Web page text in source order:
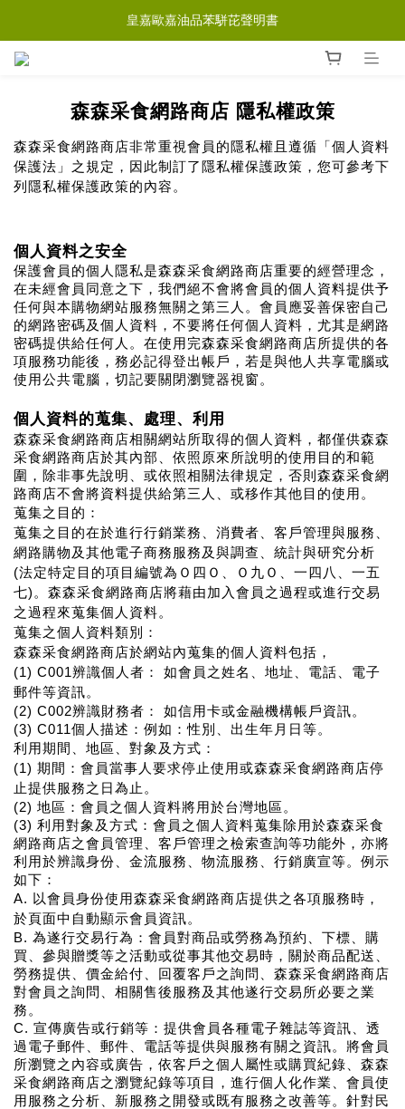
皇嘉歐嘉油品苯駢芘聲明書
森森采食網路商店 隱私權政策
森森采食網路商店非常重視會員的隱私權且遵循「個人資料
保護法」之規定，因此制訂了隱私權保護政策，您可參考下
列隱私權保護政策的內容。
個人資料之安全
保護會員的個人隱私是森森采食網路商店重要的經營理念，
在未經會員同意之下，我們絕不會將會員的個人資料提供予
任何與本購物網站服務無關之第三人。會員應妥善保密自己
的網路密碼及個人資料，不要將任何個人資料，尤其是網路
密碼提供給任何人。在使用完森森采食網路商店所提供的各
項服務功能後，務必記得登出帳戶，若是與他人共享電腦或
使用公共電腦，切記要關閉瀏覽器視窗。
個人資料的蒐集、處理、利用
森森采食網路商店相關網站所取得的個人資料，都僅供森森
采食網路商店於其內部、依照原來所說明的使用目的和範
圍，除非事先說明、或依照相關法律規定，否則森森采食網
路商店不會將資料提供給第三人、或移作其他目的使用。
蒐集之目的：
蒐集之目的在於進行行銷業務、消費者、客戶管理與服務、
網路購物及其他電子商務服務及與調查、統計與研究分析
(法定特定目的項目編號為Ｏ四Ｏ、Ｏ九Ｏ、一四八、一五
七)。森森采食網路商店將藉由加入會員之過程或進行交易
之過程來蒐集個人資料。
蒐集之個人資料類別：
森森采食網路商店於網站內蒐集的個人資料包括，
(1) C001辨識個人者： 如會員之姓名、地址、電話、電子
郵件等資訊。
(2) C002辨識財務者： 如信用卡或金融機構帳戶資訊。
(3) C011個人描述：例如：性別、出生年月日等。
利用期間、地區、對象及方式：
(1) 期間：會員當事人要求停止使用或森森采食網路商店停
止提供服務之日為止。
(2) 地區：會員之個人資料將用於台灣地區。
(3) 利用對象及方式：會員之個人資料蒐集除用於森森采食
網路商店之會員管理、客戶管理之檢索查詢等功能外，亦將
利用於辨識身份、金流服務、物流服務、行銷廣宣等。例示
如下：
A. 以會員身份使用森森采食網路商店提供之各項服務時，
於頁面中自動顯示會員資訊。
B. 為遂行交易行為：會員對商品或勞務為預約、下標、購
買、參與贈獎等之活動或從事其他交易時，關於商品配送、
勞務提供、價金給付、回覆客戶之詢問、森森采食網路商店
對會員之詢問、相關售後服務及其他遂行交易所必要之業
務。
C. 宣傳廣告或行銷等：提供會員各種電子雜誌等資訊、透
過電子郵件、郵件、電話等提供與服務有關之資訊。將會員
所瀏覽之內容或廣告，依客戶之個人屬性或購買紀錄、森森
采食網路商店之瀏覽紀錄等項目，進行個人化作業、會員使
用服務之分析、新服務之開發或既有服務之改善等。針對民